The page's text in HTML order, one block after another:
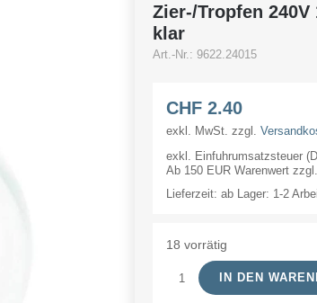
Zier-/Tropfen 240V
klar
Art.-Nr.: 9622.24015
CHF2.40
exkl. MwSt. zzgl.
exkl. Einfuhrumsatzsteuer
Ab 150 EUR Warenwert
Lieferzeit: ab Lager: 1-2
18 vorrätig
Zier-/Tropfen
IN DEN